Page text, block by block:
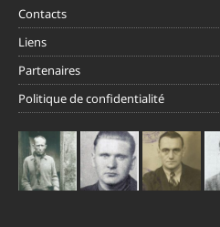
Contacts
Liens
Partenaires
Politique de confidentialité